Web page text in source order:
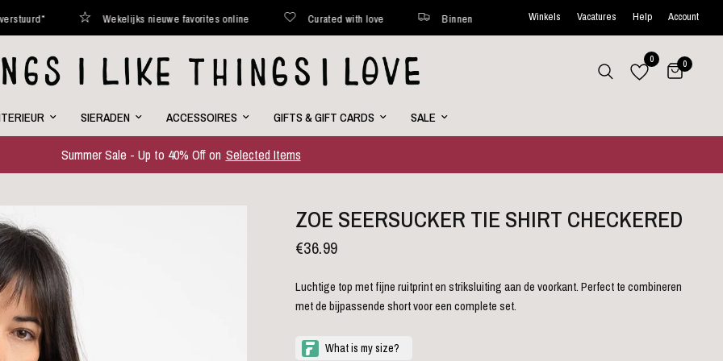
Wekelijks nieuwe favorites online Curated with love Binnen 48 uur verstuurd* Wekelijks nieuwe favorites online
Winkels Vacatures Help Account
0 0
SIERADEN ACCESSOIRES GIFTS & GIFT CARDS SALE
Summer Sale - Up to 40% Off on Selected Items
ZOE SEERSUCKER TIE SHIRT CHECKERED
€36.99
Luchtige top met fijne ruitprint en striksluiting aan de voorkant. Perfect te combineren
met de bijpassende short voor een complete set.